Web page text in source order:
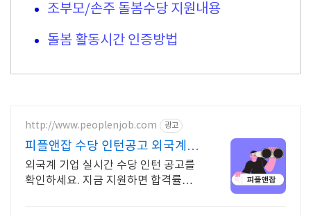
조부모/손주 돌봄수당 지원내용
돌봄 활동시간 인증방법
http://www.peoplenjob.com 광고
피플앤잡 수당 인턴공고 외국계기
업 취업은 피플앤잡
외국계 기업 실시간 수당 인턴 공고를
확인하세요. 지금 지원하면 합격률